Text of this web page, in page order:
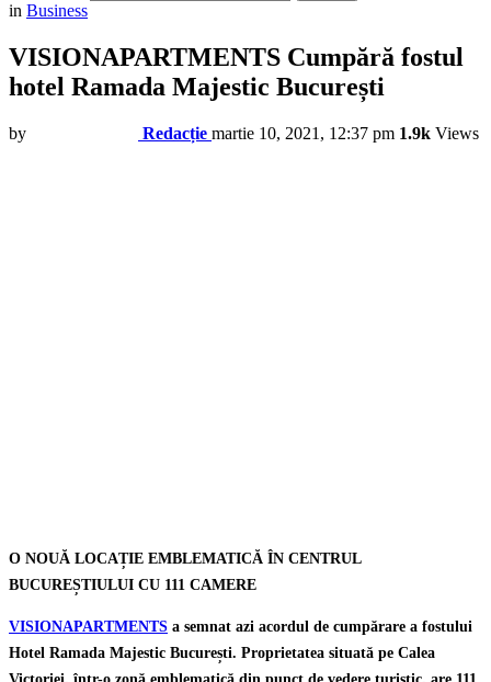
in Business
VISIONAPARTMENTS Cumpără fostul
hotel Ramada Majestic București
by Redacție martie 10, 2021, 12:37 pm 1.9k Views
O NOUĂ LOCAȚIE EMBLEMATICĂ ÎN CENTRUL
BUCUREȘTIULUI CU 111 CAMERE
VISIONAPARTMENTS a semnat azi acordul de cumpărare a fostului
Hotel Ramada Majestic București. Proprietatea situată pe Calea